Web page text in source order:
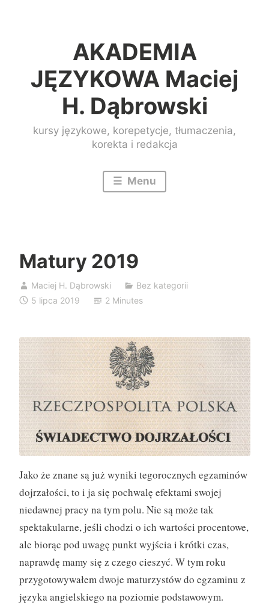
AKADEMIA
JĘZYKOWA Maciej
H. Dąbrowski
kursy językowe, korepetycje, tłumaczenia,
korekta i redakcja
Menu
Matury 2019
Maciej H. Dąbrowski
Bez kategorii
5 lipca 2019
2 Minutes
Jako że znane są już wyniki tegorocznych egzaminów
dojrzałości, to i ja się pochwalę efektami swojej
niedawnej pracy na tym polu. Nie są może tak
spektakularne, jeśli chodzi o ich wartości procentowe,
ale biorąc pod uwagę punkt wyjścia i krótki czas,
naprawdę mamy się z czego cieszyć. W tym roku
przygotowywałem dwoje maturzystów do egzaminu z
języka angielskiego na poziomie podstawowym.